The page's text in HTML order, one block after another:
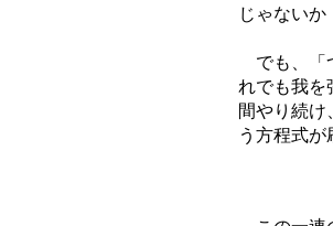
じゃない
でも、「
れでも我を
間やり続
う方程式が